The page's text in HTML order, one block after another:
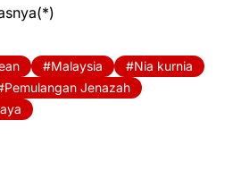
Malaysia
Nia kurnia
Pemulangan Jenazah